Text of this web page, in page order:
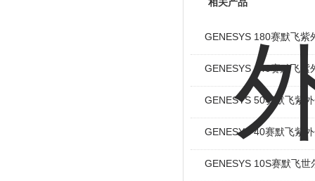
相关产品
GENESYS 180赛默飞紫
GENESYS 140赛默飞紫
GENESYS 50赛默飞紫
GENESYS 40赛默飞紫
GENESYS 10S赛默飞